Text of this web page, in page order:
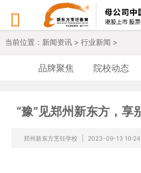

当前位置： 新闻资讯 > 行业新闻 >
品牌聚焦 院校动态
“豫”见郑州新东方，
郑州新东方烹饪学校 2023-09-13